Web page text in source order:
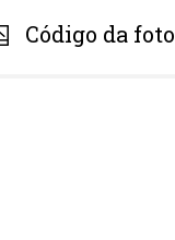
Código da foto